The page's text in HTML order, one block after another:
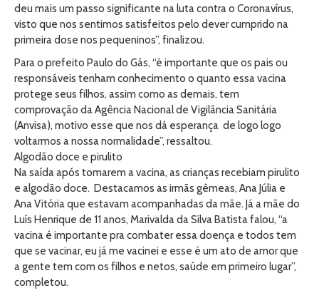
deu mais um passo significante na luta contra o Coronavírus,
visto que nos sentimos satisfeitos pelo dever cumprido na
primeira dose nos pequeninos”, finalizou.
Para o prefeito Paulo do Gás, “é importante que os pais ou
responsáveis tenham conhecimento o quanto essa vacina
protege seus filhos, assim como as demais, tem
comprovação da Agência Nacional de Vigilância Sanitária
(Anvisa), motivo esse que nos dá esperança de logo logo
voltarmos a nossa normalidade”, ressaltou.
Algodão doce e pirulito
Na saída após tomarem a vacina, as crianças recebiam pirulito
e algodão doce. Destacamos as irmãs gêmeas, Ana Júlia e
Ana Vitória que estavam acompanhadas da mãe. Já a mãe do
Luís Henrique de 11 anos, Marivalda da Silva Batista falou, “a
vacina é importante pra combater essa doença e todos tem
que se vacinar, eu já me vacinei e esse é um ato de amor que
a gente tem com os filhos e netos, saúde em primeiro lugar”,
completou.